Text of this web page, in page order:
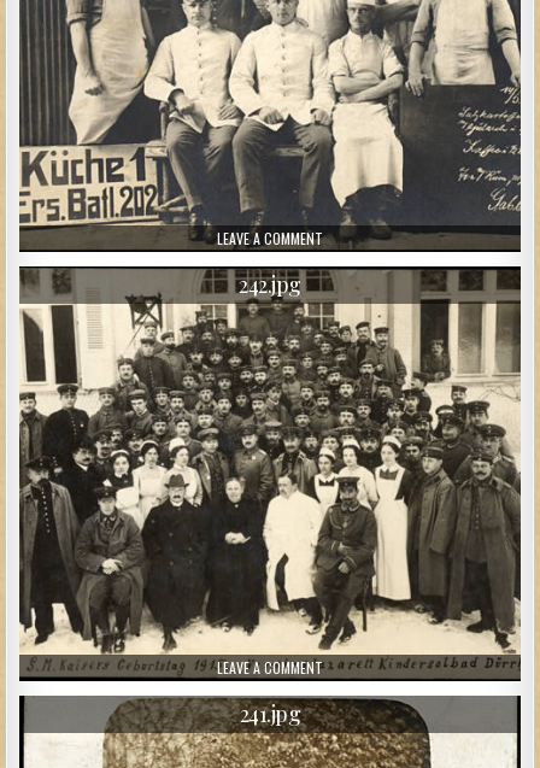
LEAVE A COMMENTON 243.JPG
LEAVE A COMMENTON 242.JPG
242.jpg
241.jpg